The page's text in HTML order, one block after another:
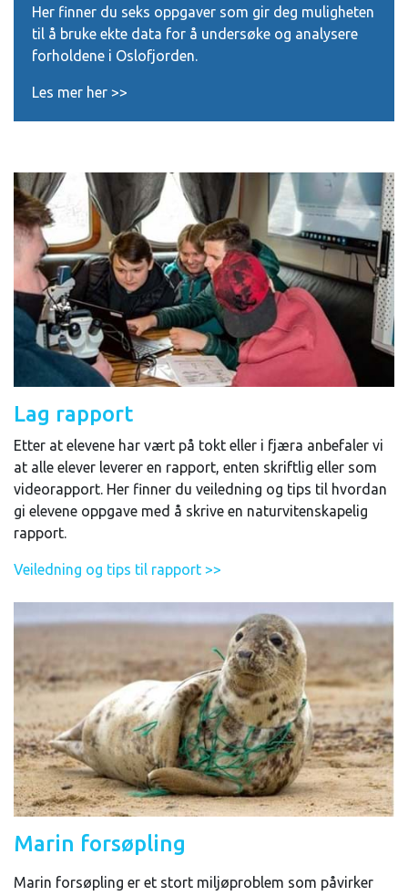
Her finner du seks oppgaver som gir deg muligheten
til å bruke ekte data for å undersøke og analysere
forholdene i Oslofjorden.
Les mer her >>
Lag rapport
Etter at elevene har vært på tokt eller i fjæra anbefaler vi
at alle elever leverer en rapport, enten skriftlig eller som
videorapport. Her finner du veiledning og tips til hvordan
gi elevene oppgave med å skrive en naturvitenskapelig
rapport.
Veiledning og tips til rapport >>
Marin forsøpling
Marin forsøpling er et stort miljøproblem som påvirker